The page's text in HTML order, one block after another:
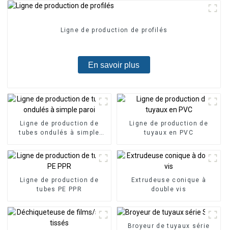
Ligne de production de profilés
En savoir plus
Ligne de production de
tubes ondulés à simple
Ligne de production de
tuyaux en PVC
Ligne de production de
tubes PE PPR
Extrudeuse conique à
double vis
Broyeur de tuyaux série